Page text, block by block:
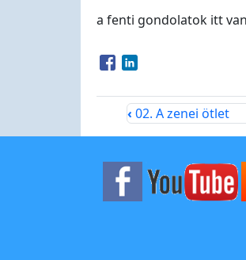
a fenti gondolatok itt
Opens in a new window
Opens in a new
‹ 02. A zenei ötlet